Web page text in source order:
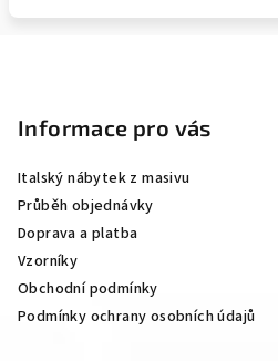
Informace pro vás
Italský nábytek z masivu
Průběh objednávky
Doprava a platba
Vzorníky
Obchodní podmínky
Podmínky ochrany osobních údajů